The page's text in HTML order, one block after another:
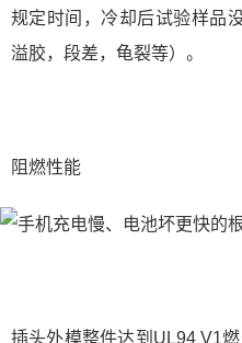
规定时间，冷却后试验样品
溢胶，段差，龟裂等）。
阻燃性能
插头外模整件达到UL94 V1